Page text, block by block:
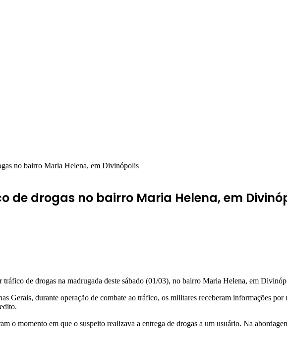
no bairro Maria Helena, em Divinópolis
de drogas no bairro Maria Helena, em
de drogas na madrugada deste sábado (01/03), no bairro Maria Helena, em
Gerais, durante operação de combate ao tráfico, os militares receberam informações
o momento em que o suspeito realizava a entrega de drogas a um usuário. Na